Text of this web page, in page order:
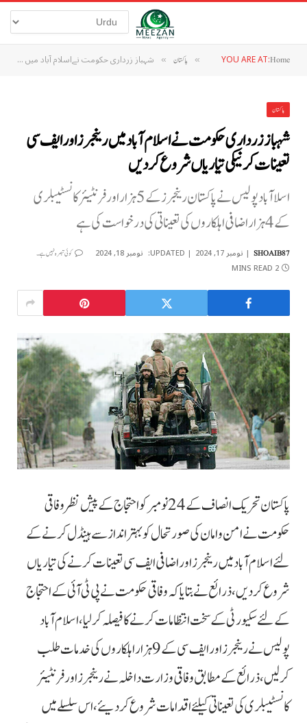
YOU ARE AT:Home
» پاکستان » شہباز زرداری حکومت نےاسلام آباد میں رینجرز اور ایف سی تعینات کرنیکی تیاریاں شروع کردیں
پاکستان
شہباز زرداری حکومت نےاسلام آباد میں رینجرز اور ایف سی
تعینات کرنیکی تیاریاں شروع کردیں
اسلا آباد پولیس نے پاکستان رینجرز کے 5 ہزار اور فرنٹیئر کانسٹیبلری
کے 4 ہزار اضافی اہلکاروں کی تعیناتی کی درخواست کی ہے
SHOAIB87 نومبر 17, 2024 UPDATED: نومبر 18, 2024 کوئی تبصرہ نہیں ہے۔
2 MINS READ
پاکستان تحریک انصاف کے 24 نومبر کو احتجاج کے پیش نظر وفاقی
حکومت نے امن و امان کی صورتحال کو بہتر انداز سے ہینڈل کرنے کے
لئے اسلام آباد میں رینجرز اور اضافی ایف سی تعینات کرنے کی تیاریاں
شروع کردیں، ذرائع نے بتایا کہ وفاقی حکومت نے پی ٹی آئی کے احتجاج
کے لئے سکیورٹی کے سخت انتظامات کرنے کا فیصلہ کرلیا، اسلام آباد
پولیس نے رینجرز اور ایف سی کے 9 ہزار اہلکاروں کی خدمات طلب
کرلیں، ذرائع کے مطابق وفاقی وزارت داخلہ نے رینجرز اور فرنٹیئر
کانسٹیبلری کی تعیناتی کیلئے اقدامات شروع کردیئے، اس سلسلے میں